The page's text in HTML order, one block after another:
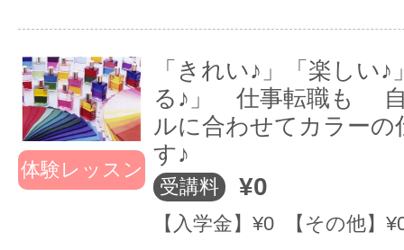
★HPへ→ personal-c.com
お家サロン開業
しました♪♪
のがとっても楽
しみです♪一日が
あっという間に
仕
や
体験レッスン
「きれい♪」「楽しい
る♪」 仕事転職も
ルに合わせてカラーの
す♪
受講料 ¥0
【入学金】¥0 【その他】